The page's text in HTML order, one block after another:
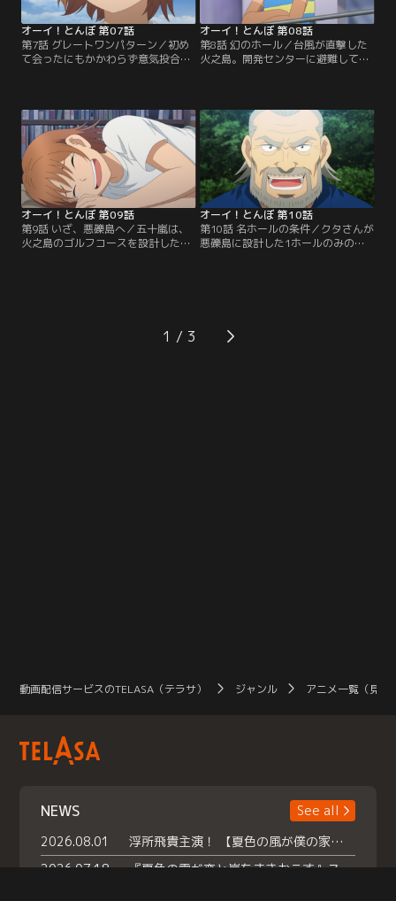
オーイ！とんぼ 第07話
第7話 グレートワンパターン／初め
て会ったにもかかわらず意気投合し
自由奔放なプレースタイルに驚くつ
ぶら。しかし、つぶら自身は理論的
で堅実なプレーでボールを正確に打
ち進める。互いの異なるスタイルに
刺激を受けながら、とんぼの心には
「負けたくない」という…。
オーイ！とんぼ 第08話
第8話 幻のホール／台風が直撃した
火之島。開発センターに避難してい
ング練習をするつぶらは、自分の抱
いている思いを打ち明ける。台風は
無事通過し、火之島を後にするつぶ
らは、とんぼに愛用していた5番ウ
ッドを贈る。
オーイ！とんぼ 第09話
第9話 いざ、悪礫島へ／五十嵐は、
火之島のゴルフコースを設計した
る。翌朝、フェリー乗り場に現れた
とんぼは、自らの意志で船に乗り込
オーイ！とんぼ 第10話
第10話 名ホールの条件／クタさんが
悪礫島に設計した1ホールのみの池
恵比べが展開される。一方で、とん
ぼはその設計意図を超える独創的な
1
動画配信サービスのTELASA（テラサ） ジャンル アニメ一覧（見放
NEWS
See all
2026.08.01
浮所飛貴主演！ 【夏色の風が僕の家にやってきた】 本日よりテラサで独占配信スタート！
2026.07.18
『夏色の雲が恋と嵐をまきおこす』スペシャルメイキング 【Part1】2026年７月18日（土）23時30分～配信スタート！話題のシーンの裏側を大公開！豪華キャスト大集合！ 『武宮家 真夏の家族会議』開催！